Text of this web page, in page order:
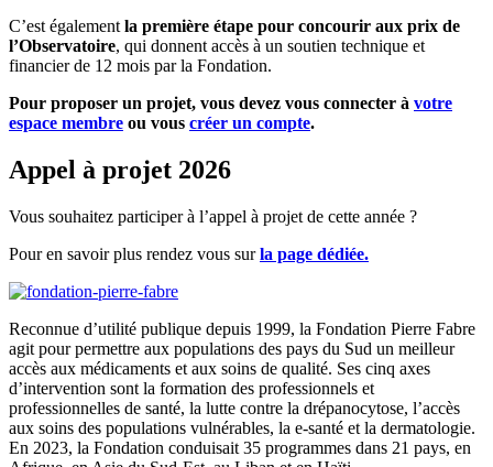
C’est égalementla première étape pour concourir aux prix de
l’Observatoire, qui donnent accès à un soutien technique et
financier de 12 mois par la Fondation.
Pour proposer un projet, vous devez vous connecter à votre
espace membre ou vous créer un compte.
Appel à projet 2026
Vous souhaitez participer à l’appel à projet de cette année ?
Pour en savoir plus rendez vous surla page dédiée.
Reconnue d’utilité publique depuis 1999, la Fondation Pierre Fabre
agit pour permettre aux populations des pays du Sud un meilleur
accès aux médicaments et aux soins de qualité. Ses cinq axes
d’intervention sont la formation des professionnels et
professionnelles de santé, la lutte contre la drépanocytose, l’accès
aux soins des populations vulnérables, la e-santé et la dermatologie.
En 2023, la Fondation conduisait 35 programmes dans 21 pays, en